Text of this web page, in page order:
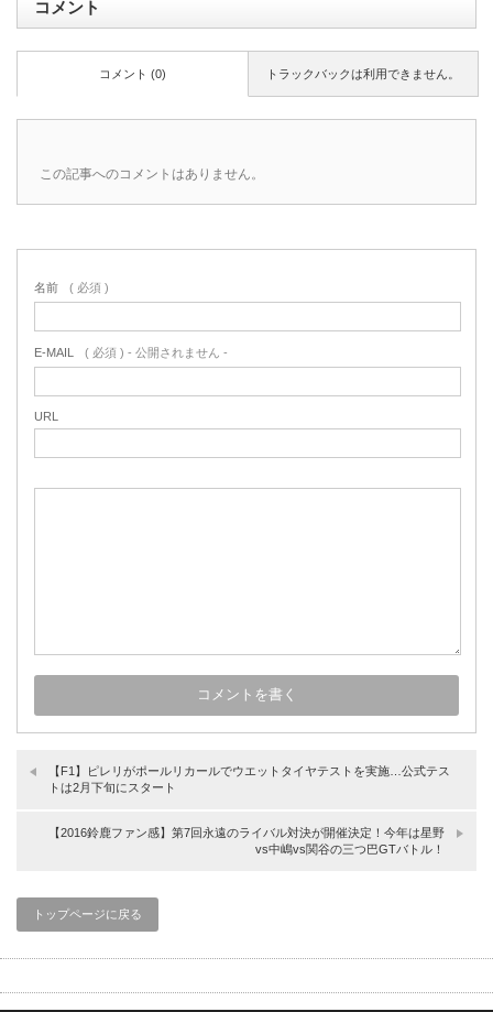
コメント
トラックバックは利用できません。
コメント (0)
この記事へのコメントはありません。
名前 ( 必須 )
E-MAIL ( 必須 ) - 公開されません -
URL
【F1】ピレリがポールリカールでウエットタイヤテストを実施…公式テス
トは2月下旬にスタート
【2016鈴鹿ファン感】第7回永遠のライバル対決が開催決定！今年は星野
vs中嶋vs関谷の三つ巴GTバトル！
トップページに戻る